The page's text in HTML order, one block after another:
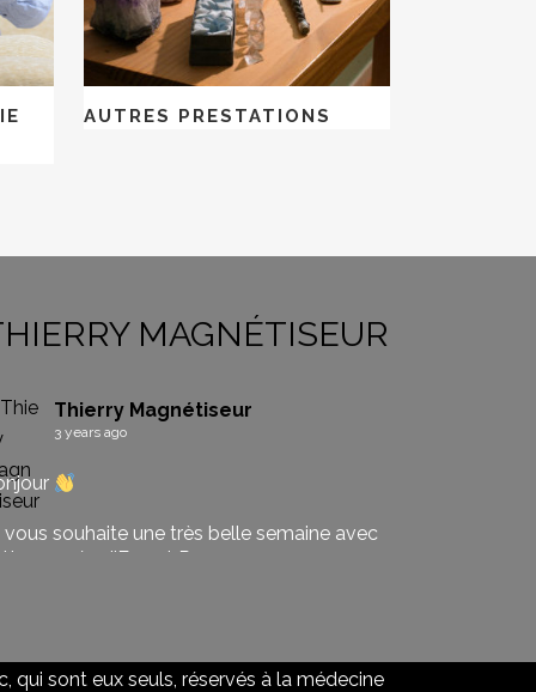
AUTRES PRESTATIONS
MAGNÉTISEUR
Thierry Magnétiseur
3 years ago
vous souhaite une très belle semaine avec
pensée d'Ernest Renan
#tarots #oracle #medium
#anges #archanges #Périgueux
qui sont eux seuls, réservés à la médecine